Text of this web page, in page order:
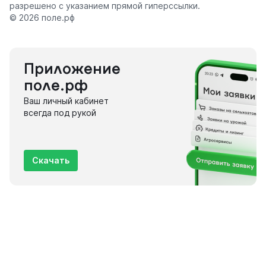
разрешено с указанием прямой гиперссылки.
© 2026 поле.рф
Приложение
поле.рф
Ваш личный кабинет
всегда под рукой
Скачать